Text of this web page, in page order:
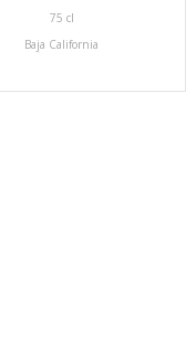
75 cl
Baja California